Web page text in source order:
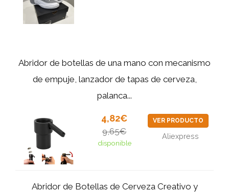
Abridor de botellas de una mano con mecanismo
de empuje, lanzador de tapas de cerveza,
palanca...
4,82€
9,65€
disponible
VER PRODUCTO
Aliexpress
Abridor de Botellas de Cerveza Creativo y